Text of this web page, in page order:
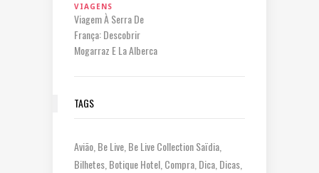
VIAGENS
Viagem À Serra De
França: Descobrir
Mogarraz E La Alberca
TAGS
Avião Be Live Be Live Collection Saïdia
Bilhetes Botique Hotel Compra Dica Dicas